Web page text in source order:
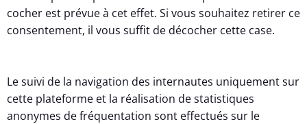
cocher est prévue à cet effet. Si vous souhaitez retirer ce
consentement, il vous suffit de décocher cette case.
Le suivi de la navigation des internautes uniquement sur
cette plateforme et la réalisation de statistiques
anonymes de fréquentation sont effectués sur le